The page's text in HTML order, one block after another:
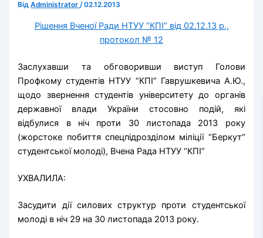
ВідAdministrator/02.12.2013
Рішення Вченої Ради НТУУ “КПІ” від 02.12.13 р.,
протокол № 12
Заслухавши та обговоривши виступ Голови
Профкому студентів НТУУ “КПІ” Гаврушкевича А.Ю.,
щодо звернення студентів університету до органів
державної влади України стосовно подій, які
відбулися в ніч проти 30 листопада 2013 року
(жорстоке побиття спецпідрозділом міліції “Беркут”
студентської молоді), Вчена Рада НТУУ “КПІ”
УХВАЛИЛА:
Засудити дії силових структур проти студентської
молоді в ніч 29 на 30 листопада 2013 року.